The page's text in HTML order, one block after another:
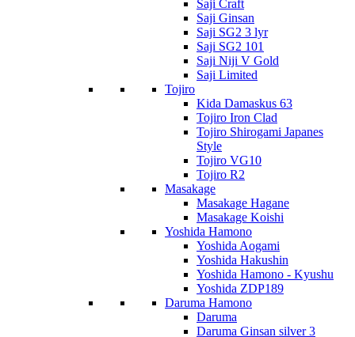
Saji Craft
Saji Ginsan
Saji SG2 3 lyr
Saji SG2 101
Saji Niji V Gold
Saji Limited
Tojiro
Kida Damaskus 63
Tojiro Iron Clad
Tojiro Shirogami Japanes
Style
Tojiro VG10
Tojiro R2
Masakage
Masakage Hagane
Masakage Koishi
Yoshida Hamono
Yoshida Aogami
Yoshida Hakushin
Yoshida Hamono - Kyushu
Yoshida ZDP189
Daruma Hamono
Daruma
Daruma Ginsan silver 3